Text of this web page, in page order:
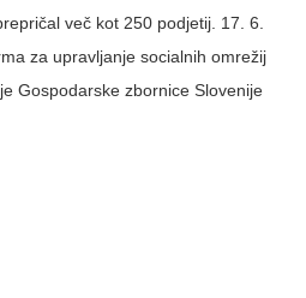
več kot 250 podjetij. 17. 6.
za upravljanje socialnih omrežij
Gospodarske zbornice Slovenije